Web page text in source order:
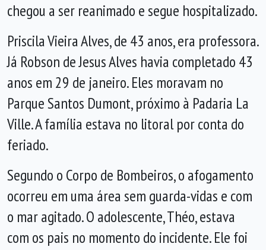
chegou a ser reanimado e segue hospitalizado.
Priscila Vieira Alves, de 43 anos, era professora.
Já Robson de Jesus Alves havia completado 43
anos em 29 de janeiro. Eles moravam no
Parque Santos Dumont, próximo à Padaria La
Ville. A família estava no litoral por conta do
feriado.
Segundo o Corpo de Bombeiros, o afogamento
ocorreu em uma área sem guarda-vidas e com
o mar agitado. O adolescente, Théo, estava
com os pais no momento do incidente. Ele foi